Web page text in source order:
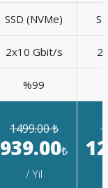
SSD (NVMe)
2x10 Gbit/s
%99
1499.00 ₺
939.00₺
/ Yıl